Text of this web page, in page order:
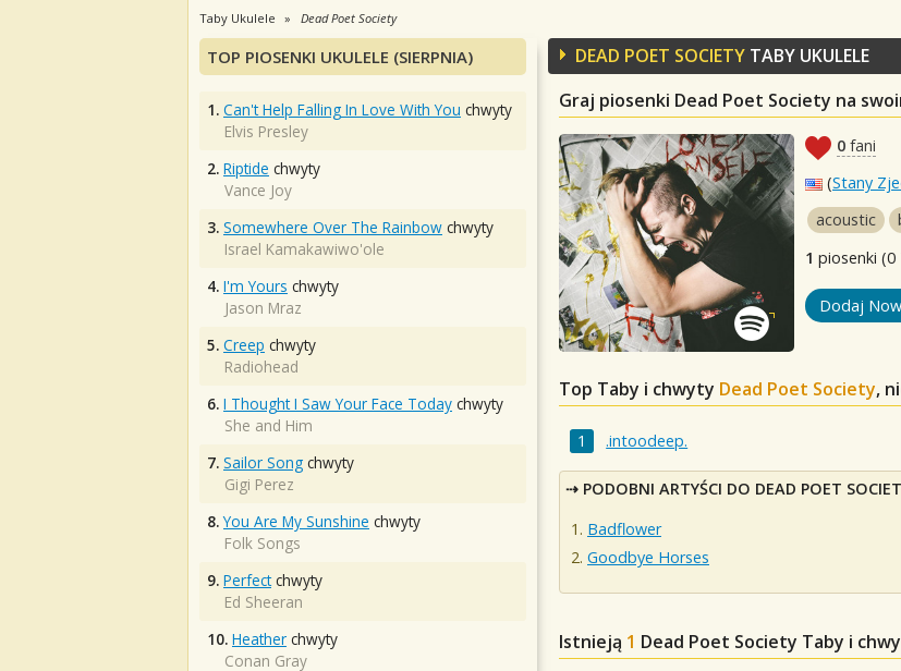
Taby Ukulele Dead Poet Society
DEAD POET SOCIETY TABY UKULELE
Graj piosenki Dead Poet Society na
0 fani
(Stany
acoustic
1 piosenki (0
Dodaj
Top Taby i chwyty Dead Poet Society,
.intoodeep.
PODOBNI ARTYŚCI DO DEAD POET
Badflower
Goodbye Horses
Istnieją 1 Dead Poet Society Taby i
TOP PIOSENKI UKULELE (SIERPNIA)
1. Can't Help Falling In Love With You chwyty
Elvis Presley
2. Riptide chwyty
Vance Joy
3. Somewhere Over The Rainbow chwyty
Israel Kamakawiwo'ole
4. I'm Yours chwyty
Jason Mraz
5. Creep chwyty
Radiohead
6. I Thought I Saw Your Face Today chwyty
She and Him
7. Sailor Song chwyty
Gigi Perez
8. You Are My Sunshine chwyty
Folk Songs
9. Perfectchwyty
Ed Sheeran
10. Heather chwyty
Conan Gray